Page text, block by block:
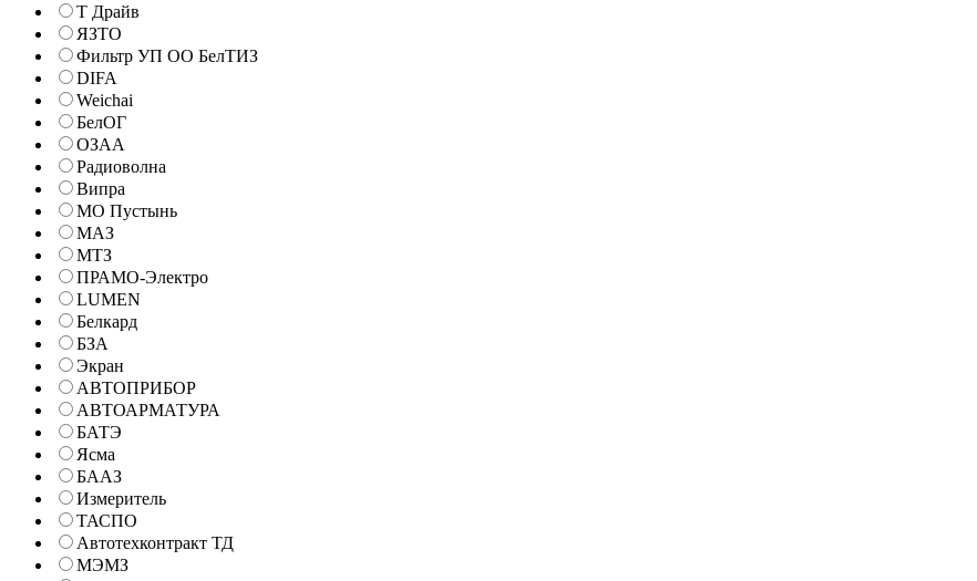
Т Драйв
ЯЗТО
Фильтр УП ОО БелТИЗ
DIFA
Weichai
БелОГ
ОЗАА
Радиоволна
Випра
МО Пустынь
МАЗ
МТЗ
ПРАМО-Электро
LUMEN
Белкард
БЗА
Экран
АВТОПРИБОР
АВТОАРМАТУРА
БАТЭ
Ясма
БААЗ
Измеритель
ТАСПО
Автотехконтракт ТД
МЭМЗ